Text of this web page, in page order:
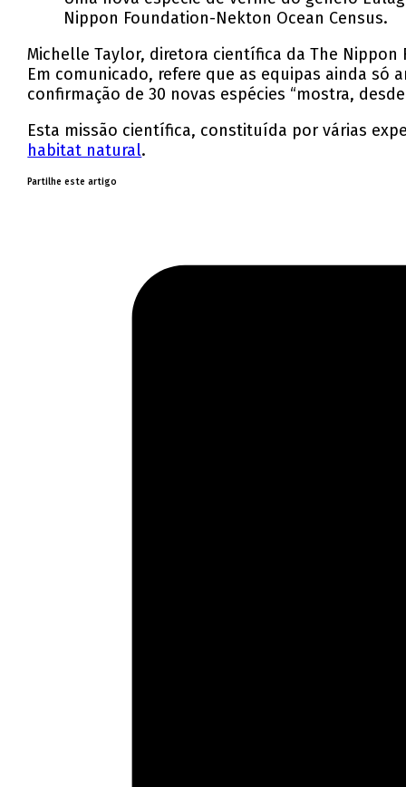
Nippon Foundation-Nekton Ocean Census.
Michelle Taylor, diretora científica da The
Em comunicado, refere que as equipas ainda só
confirmação de 30 novas espécies “mostra,
Esta missão científica, constituída por várias
habitat natural.
Partilhe este artigo